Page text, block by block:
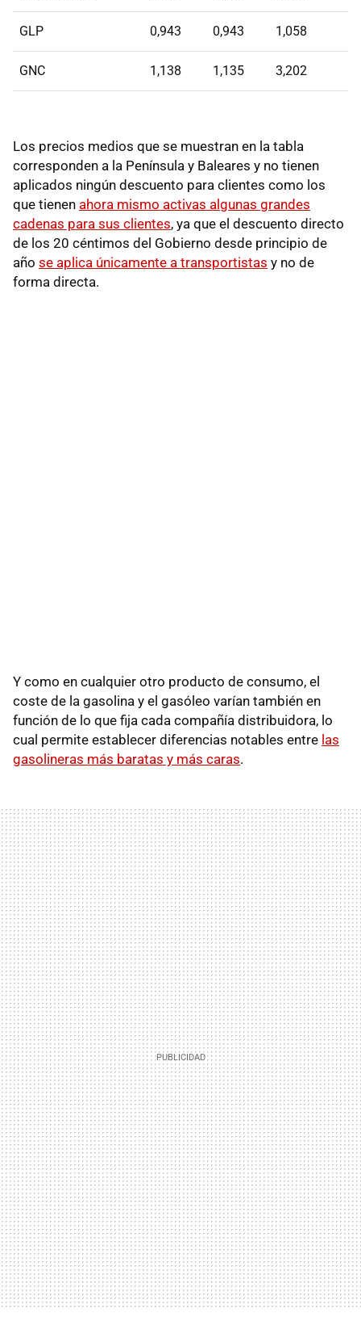
GLP 0,943 0,943 1,058
GNC 1,138 1,135 3,202
Los precios medios que se muestran en la tabla
corresponden a la Península y Baleares y no tienen
aplicados ningún descuento para clientes como los
que tienen ahora mismo activas algunas grandes
cadenas para sus clientes, ya que el descuento directo
de los 20 céntimos del Gobierno desde principio de
año se aplica únicamente a transportistas y no de
forma directa.
Y como en cualquier otro producto de consumo, el
coste de la gasolina y el gasóleo varían también en
función de lo que fija cada compañía distribuidora, lo
cual permite establecer diferencias notables entre las
gasolineras más baratas y más caras.